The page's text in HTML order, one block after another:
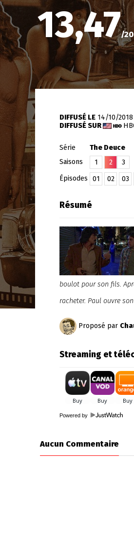
13,47/20
DIFFUSÉ LE 14/10/2018
DIFFUSÉ SUR
Série
The Deuce
Saisons
1 2
3
Épisodes
01 02 03
Résumé
boulot pour son fils.
racheter. Paul ouvre
Proposé par
Streaming et
Powered by
Aucun Commentaire